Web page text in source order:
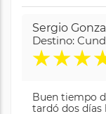
Sergio
Destino:
★★★
Buen tiempo
tardó dos días